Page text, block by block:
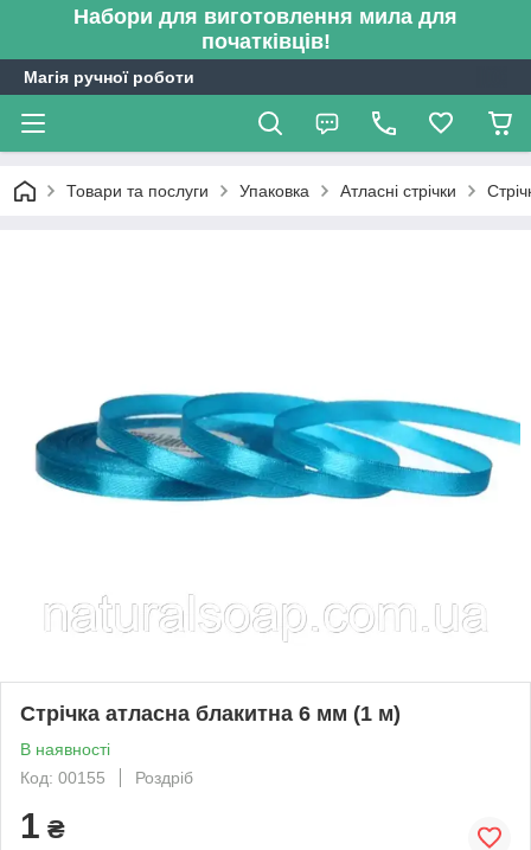
Набори для виготовлення мила для
початківців!
Магія ручної роботи
Товари та послуги Упаковка Атласні стрічки
Стрічка атласна блакитна 6 мм (1 м)
В наявності
Код: 00155
Роздріб
1 ₴